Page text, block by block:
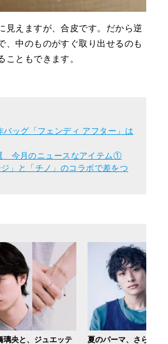
見えますが、合皮です。だから逆
、中のものがすぐ取り出せるのも
ることもできます。
ッグ「フェンディ アフター」は
今月のニュースなアイテム①
」と「チノ」のコラボで差をつ
璃央と、ジュエッテ 夏のパーマ、さらにあか